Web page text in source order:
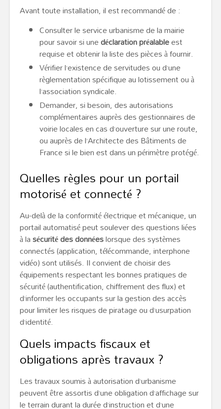
Avant toute installation, il est recommandé de :
Consulter le service urbanisme de la mairie
pour savoir si unedéclaration préalableest
requise et obtenir la liste des pièces à fournir.
Vérifier l’existence de servitudes ou d’une
règlementation spécifique au lotissement ou à
l’association syndicale.
Demander, si besoin, des autorisations
complémentaires auprès des gestionnaires de
voirie locales en cas d’ouverture sur une route,
ou auprès de l’Architecte des Bâtiments de
France si le bien est dans un périmètre protégé.
Quelles règles pour un portail
motorisé et connecté ?
Au-delà de la conformité électrique et mécanique, un
portail automatisé peut soulever des questions liées
à lasécurité des donnéeslorsque des systèmes
connectés (application, télécommande, interphone
vidéo) sont utilisés. Il convient de choisir des
équipements respectant les bonnes pratiques de
sécurité (authentification, chiffrement des flux) et
d’informer les occupants sur la gestion des accès
pour limiter les risques de piratage ou d’usurpation
d’identité.
Quels impacts fiscaux et
obligations après travaux ?
Les travaux soumis à autorisation d’urbanisme
peuvent être assortis d’une obligation d’affichage sur
le terrain durant la durée d’instruction et d’une